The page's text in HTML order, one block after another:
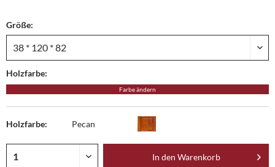
Größe:
Holzfarbe:
Farbe ändern
Holzfarbe: Pecan
In den Warenkorb